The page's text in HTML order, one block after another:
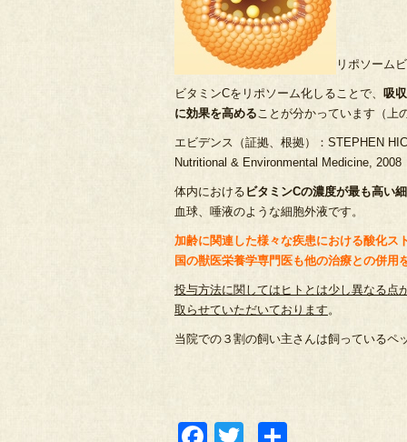
リポソーム
ビタミンCをリポソーム化しることで、
吸
に効果を高める ことが分かっています（上
エビデンス（証拠、根拠）：STEPHEN
Nutritional & Environmental Medicine, 2008
体内における ビタミンCの濃度が最も高い
血球、唾液のような細胞外液です。
加齢に関連した様々な疾患における酸化ス
国の獣医栄養学専門医も他の治療との併用
投与方法に関してはヒトとは少し異なる点
取らせていただいております。
当院での３割の飼い主さんは飼っているペ